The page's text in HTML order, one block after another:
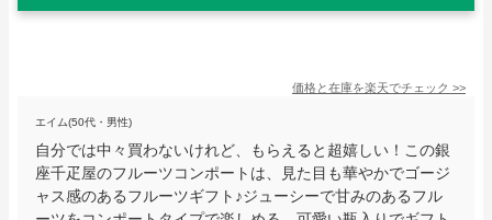
価格と在庫を楽天でチェック >>
エイム(50代・男性)
自分では中々買わないけれど、もらえると超嬉しい！この銀
座千疋屋のフルーツコンポートは、見た目も華やかでゴージ
ャス感のあるフルーツギフト♪ジューシーで甘みのあるフル